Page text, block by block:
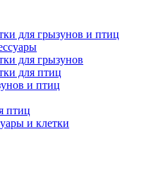
для грызунов и птиц
для грызунов
для птиц
и птиц
птиц
и клетки